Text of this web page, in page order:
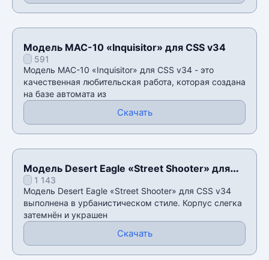
Модель MAC-10 «Inquisitor» для CSS v34
591
Модель MAC-10 «Inquisitor» для CSS v34 - это
качественная любительская работа, которая создана
на базе автомата из
Скачать
Модель Desert Eagle «Street Shooter» для
CSS v34
1 143
Модель Desert Eagle «Street Shooter» для CSS v34
выполнена в урбанистическом стиле. Корпус слегка
затемнён и украшен
Скачать